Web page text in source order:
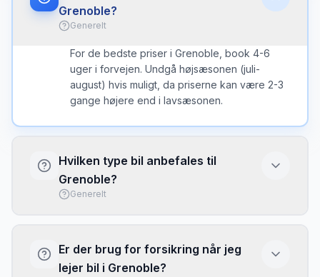
Grenoble?
Generelt
For de bedste priser i Grenoble, book 4-6
uger i forvejen. Undgå højsæsonen (juli-
august) hvis muligt, da priserne kan være 2-3
gange højere end i lavsæsonen.
Hvilken type bil anbefales til
Grenoble?
Generelt
Vælg større bil kun hvis du har meget bagage
eller mange passagerer.
Er der brug for forsikring når jeg
lejer bil i Grenoble?